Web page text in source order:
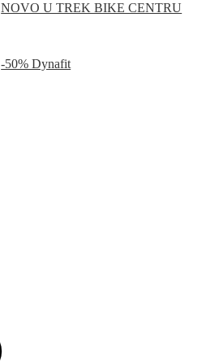
NOVO U TREK BIKE CENTRU
-50% Dynafit